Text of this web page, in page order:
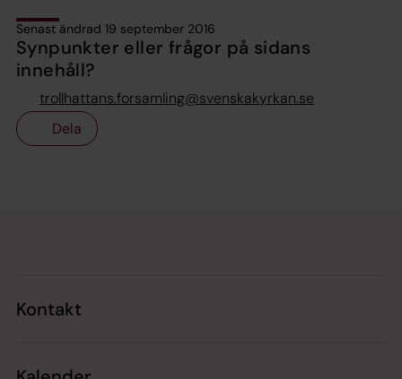
Senast ändrad 19 september 2016
Synpunkter eller frågor på sidans
innehåll?
trollhattans.forsamling@svenskakyrkan.se
Dela
Kontakt